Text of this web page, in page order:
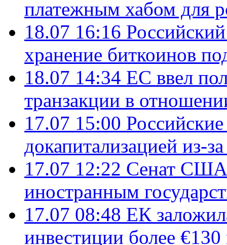
платежным хабом для
18.07 16:16
хранение биткоинов
18.07 14:34 ЕС ввел
транзакции в
17.07 15:00
докапитализацией из-
17.07 12:22 Сенат США
иностранным
17.07 08:48 ЕК
инвестиции более